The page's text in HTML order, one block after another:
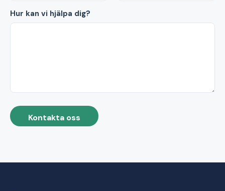
Hur kan vi hjälpa dig?
Kontakta oss